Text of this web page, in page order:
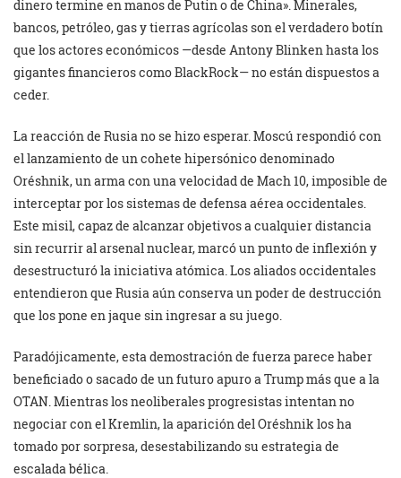
dinero termine en manos de Putin o de China». Minerales,
bancos, petróleo, gas y tierras agrícolas son el verdadero botín
que los actores económicos —desde Antony Blinken hasta los
gigantes financieros como BlackRock— no están dispuestos a
ceder.
La reacción de Rusia no se hizo esperar. Moscú respondió con
el lanzamiento de un cohete hipersónico denominado
Oréshnik, un arma con una velocidad de Mach 10, imposible de
interceptar por los sistemas de defensa aérea occidentales.
Este misil, capaz de alcanzar objetivos a cualquier distancia
sin recurrir al arsenal nuclear, marcó un punto de inflexión y
desestructuró la iniciativa atómica. Los aliados occidentales
entendieron que Rusia aún conserva un poder de destrucción
que los pone en jaque sin ingresar a su juego.
Paradójicamente, esta demostración de fuerza parece haber
beneficiado o sacado de un futuro apuro a Trump más que a la
OTAN. Mientras los neoliberales progresistas intentan no
negociar con el Kremlin, la aparición del Oréshnik los ha
tomado por sorpresa, desestabilizando su estrategia de
escalada bélica.